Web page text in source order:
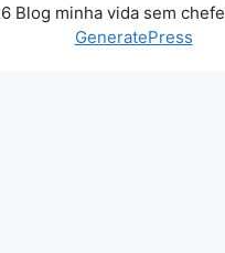
Blog minha vida sem chefe
GeneratePress